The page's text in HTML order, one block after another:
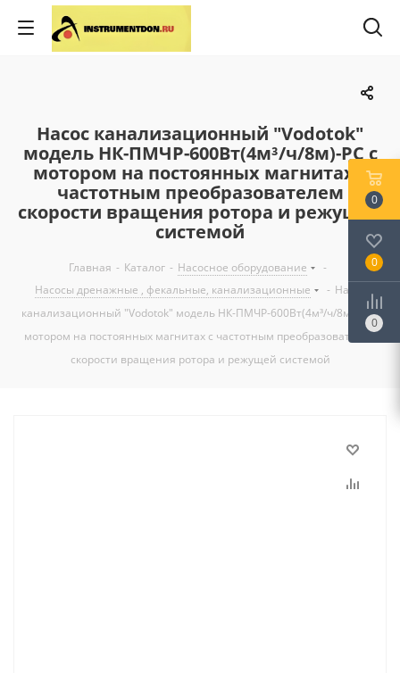
Насос канализационный "Vodotok"
модель НК-ПМЧР-600Вт(4м³/ч/8м)-РС с
мотором на постоянных магнитах с
частотным преобразователем
скорости вращения ротора и режущей
системой
Главная - Каталог - Насосное оборудование
-
Насосы дренажные , фекальные, канализационные
- Насос
канализационный "Vodotok" модель НК-ПМЧР-600Вт(4м³/ч/8м)-РС с
мотором на постоянных магнитах с частотным преобразователем
скорости вращения ротора и режущей системой
0
0
0